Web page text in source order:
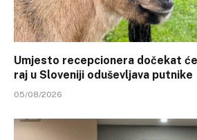
Umjesto recepcionera dočekat
raj u Sloveniji oduševljava putnike
05/08/2026